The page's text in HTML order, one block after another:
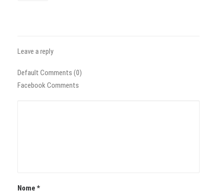
Leave a reply
Default Comments (0)
Facebook Comments
Nome *